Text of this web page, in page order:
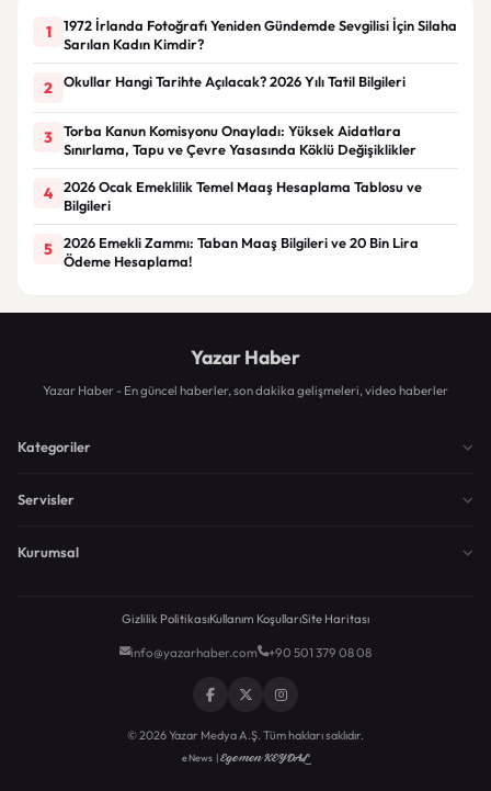
1
1972 İrlanda Fotoğrafı Yeniden Gündemde Sevgilisi İçin Silaha
Sarılan Kadın Kimdir?
2 Okullar Hangi Tarihte Açılacak? 2026 Yılı Tatil Bilgileri
3
Torba Kanun Komisyonu Onayladı: Yüksek Aidatlara
Sınırlama, Tapu ve Çevre Yasasında Köklü Değişiklikler
4
2026 Ocak Emeklilik Temel Maaş Hesaplama Tablosu ve
Bilgileri
5
2026 Emekli Zammı: Taban Maaş Bilgileri ve 20 Bin Lira
Ödeme Hesaplama!
Yazar Haber
Yazar Haber - En güncel haberler, son dakika gelişmeleri, video haberler
Kategoriler
Servisler
Kurumsal
Gizlilik PolitikasıKullanım KoşullarıSite Haritası
info@yazarhaber.com +90 501 379 08 08
© 2026 Yazar Medya A.Ş. Tüm hakları saklıdır.
eNews |Egemen KEYDAL